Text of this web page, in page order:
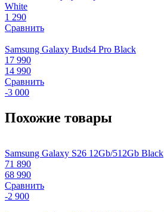
White
1 290
Сравнить
Samsung Galaxy Buds4 Pro Black
17 990
14 990
Сравнить
-3 000
Похожие товары
Samsung Galaxy S26 12Gb/512Gb Black
71 890
68 990
Сравнить
-2 900